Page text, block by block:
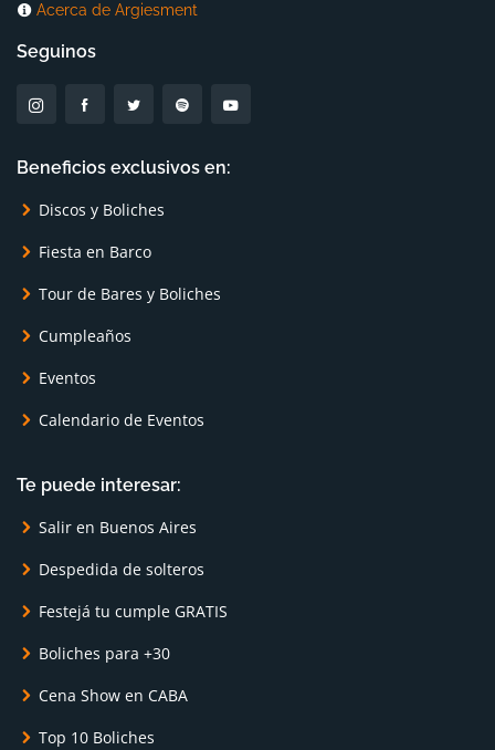
Acerca de Argiesment
Seguinos
Beneficios exclusivos en:
Discos y Boliches
Fiesta en Barco
Tour de Bares y Boliches
Cumpleaños
Eventos
Calendario de Eventos
Te puede interesar:
Salir en Buenos Aires
Despedida de solteros
Festejá tu cumple GRATIS
Boliches para +30
Cena Show en CABA
Top 10 Boliches